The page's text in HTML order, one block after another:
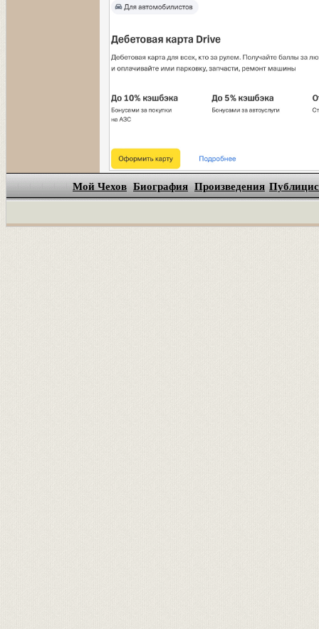
Мой Чехов Биография Произведения